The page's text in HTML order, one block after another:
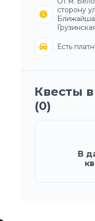
сторону
Есть
Квесты
(0)
В